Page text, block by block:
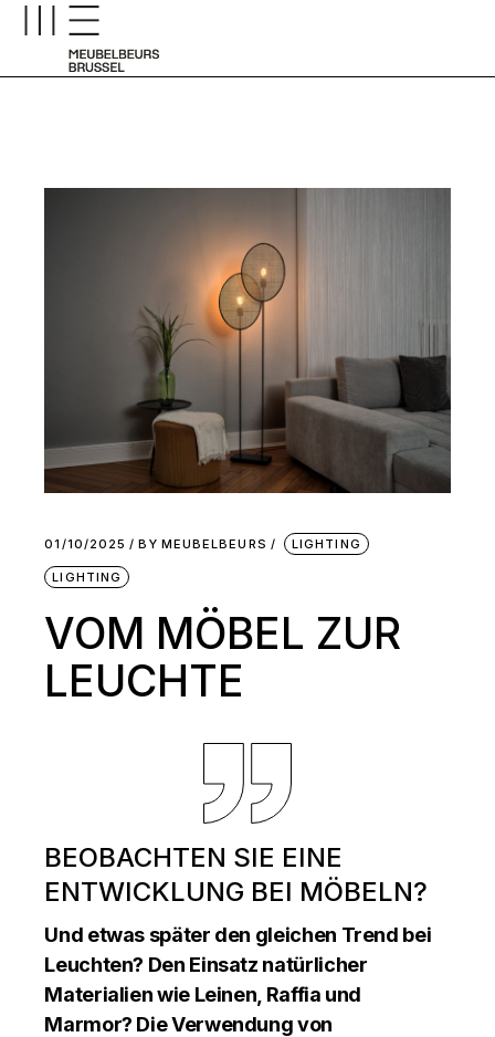
01/10/2025 BY MEUBELBEURS LIGHTING
LIGHTING
VOM MÖBEL ZUR
LEUCHTE
BEOBACHTEN SIE EINE
ENTWICKLUNG BEI MÖBELN?
Und etwas später den gleichen Trend bei
Leuchten? Den Einsatz natürlicher
Materialien wie Leinen, Raffia und
Marmor? Die Verwendung von